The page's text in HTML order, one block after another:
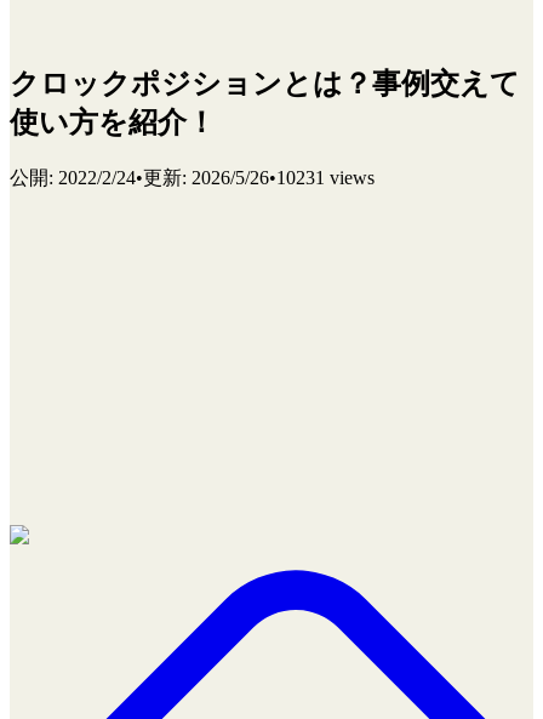
クロックポジションとは？事例交えて
使い方を紹介！
公開: 2022/2/24•更新: 2026/5/26•10231 views